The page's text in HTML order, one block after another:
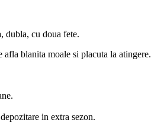
dubla, cu doua fete.
afla blanita moale si placuta la atingere.
in extra sezon.